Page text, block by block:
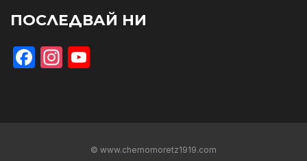
ПОСЛЕДВАЙ НИ
Facebook
Instagram
© www.chernomoretz1919.com